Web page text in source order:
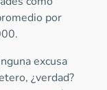
por
excusa
¿verdad?